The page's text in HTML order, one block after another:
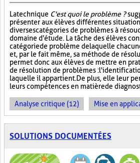
La technique C'est quoi le problème ?
présenter aux élèves différentes
diverses catégories de problèmes à
domaine d'étude. La tâche des élèves
catégorie de problème de laquelle
et, par le fait même, sa méthode de
permet donc aux élèves de mettre en
de résolution de problèmes :
laquelle il appartient. De plus, elle leur
leurs compétences en matière de
Analyse critique (12) Mise en
SOLUTIONS DOCUMENTÉES